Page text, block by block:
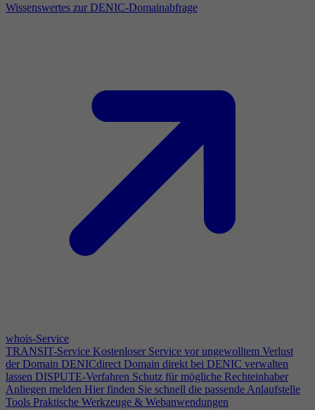
Wissenswertes zur DENIC-Domainabfrage
whois-Service
TRANSIT-Service Kostenloser Service vor ungewolltem Verlust
der Domain DENICdirect Domain direkt bei DENIC verwalten
lassen DISPUTE-Verfahren Schutz für mögliche Rechteinhaber
Anliegen melden Hier finden Sie schnell die passende Anlaufstelle
Tools Praktische Werkzeuge & Webanwendungen